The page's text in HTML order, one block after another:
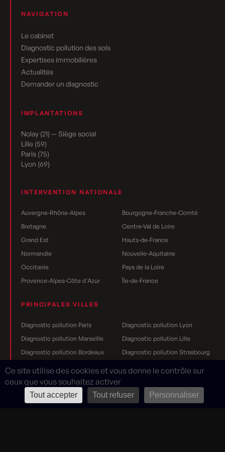
NAVIGATION
Le cabinet
Diagnostic pollution des sols
Expertises immobilières
Actualités
Demander un diagnostic
IMPLANTATIONS
Nolay (21) — Siège social
Lille (59)
Paris (75)
Lyon (69)
INTERVENTION NATIONALE
Auvergne-Rhône-Alpes
Bourgogne-Franche-Comté
Bretagne
Centre-Val de Loire
Grand Est
Hauts-de-France
Normandie
Nouvelle-Aquitaine
Occitanie
Pays de la Loire
Provence-Alpes-Côte d'Azur
Île-de-France
PRINCIPALES VILLES
Diagnostic pollution Paris
Diagnostic pollution Lyon
Diagnostic pollution Marseille
Diagnostic pollution Lille
Diagnostic pollution Bordeaux
Diagnostic pollution Strasbourg
Diagnostic pollution Nantes
Diagnostic pollution Toulouse
Diagnostic pollution Grenoble
Diagnostic pollution Dijon
Diagnostic pollution Reims
Ce site utilise des cookies et vous donne le contrôle sur
ceux que vous souhaitez activer
Tout accepter Tout refuser Personnaliser